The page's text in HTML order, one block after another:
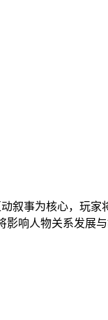
叙事为核心，玩
响人物关系发展与